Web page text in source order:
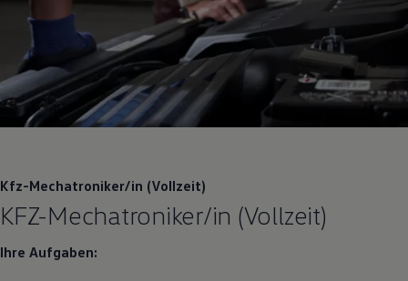
Motorenöl und Flüssigkeiten
Räder und Reifen
Pannen- und Unfallhilfe
Economy Service
Volkswagen Teile
Zubehör
Modellspezifisches Zubehör
Schutz und Pflege
Individualisieren
Wallbox und Ladekabel
Digitale Extras
Dienste für Ihr Modell finden
Kfz-Mechatroniker/in (Vollzeit)
KFZ-Mechatroniker/in (Vollzeit)
Ihre Aufgaben: